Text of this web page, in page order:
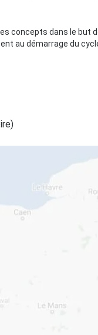
concepts dans le but
au démarrage du